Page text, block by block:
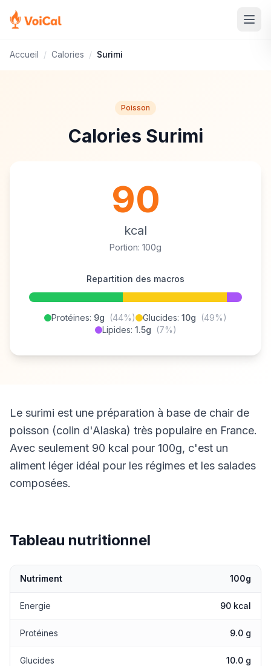
Accueil / Calories / Surimi
Poisson
Calories Surimi
90
kcal
Portion: 100g
Repartition des macros
Protéines: 9g (44%) Glucides: 10g
(49%)
Lipides: 1.5g (7%)
Le surimi est une préparation à base de chair de
poisson (colin d'Alaska) très populaire en France.
Avec seulement 90 kcal pour 100g, c'est un
aliment léger idéal pour les régimes et les salades
composées.
Tableau nutritionnel
Nutriment 100g
Energie 90 kcal
Protéines 9.0 g
Glucides 10.0 g